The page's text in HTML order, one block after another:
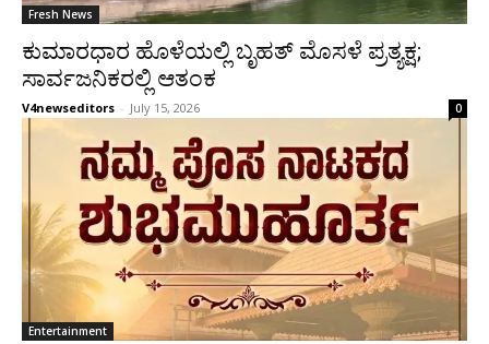
Fresh News
ಕುಮಾರಧಾರ ಹೊಳೆಯಲ್ಲಿ ಬೃಹತ್ ಮೊಸಳೆ ಪ್ರತ್ಯಕ್ಷ;
ಸಾರ್ವಜನಿಕರಲ್ಲಿ ಆತಂಕ
V4newseditors - July 15, 2026 0
Entertainment